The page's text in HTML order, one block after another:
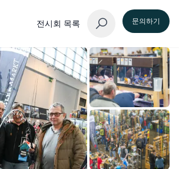
전시회 목록 문의하기